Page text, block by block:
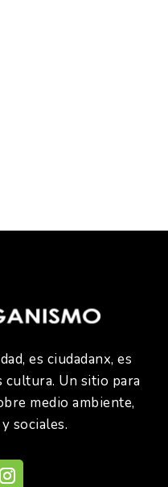
es ciudadanx, es
cultura. Un sitio para
medio ambiente,
sociales.